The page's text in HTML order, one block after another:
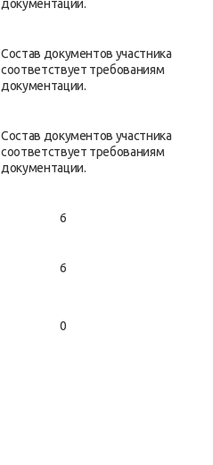
документации.
Состав документов участника
соответствует требованиям
документации.
Состав документов участника
соответствует требованиям
документации.
6
6
0